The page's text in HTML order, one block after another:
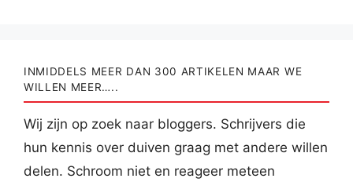
INMIDDELS MEER DAN 300 ARTIKELEN MAAR WE
WILLEN MEER…..
Wij zijn op zoek naar bloggers. Schrijvers die
hun kennis over duiven graag met andere willen
delen. Schroom niet en reageer meteen